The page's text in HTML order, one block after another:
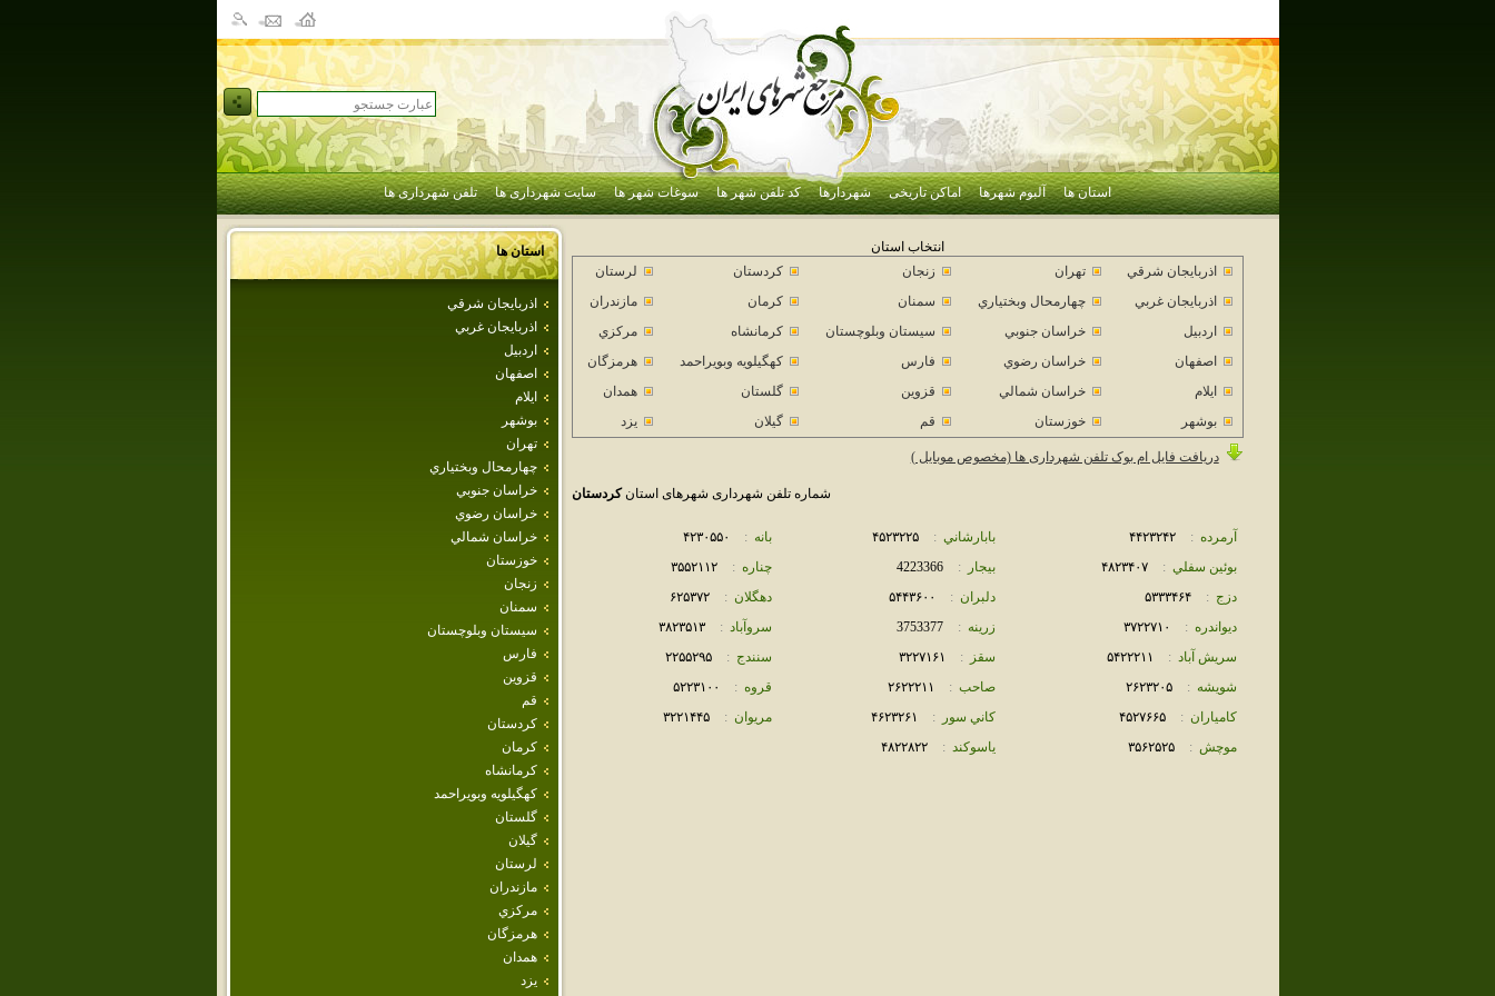
استان ها آلبوم شهرها اماکن تاریخی شهردارها کد تلفن شهر ها سوغات شهر ها سایت شهرداری ها تلفن شهرداری ها
استان ها
اذربايجان شرقي
اذربايجان غربي
اردبيل
اصفهان
ايلام
بوشهر
تهران
چهارمحال وبختياري
خراسان جنوبي
خراسان رضوي
خراسان شمالي
خوزستان
زنجان
سمنان
سيستان وبلوچستان
فارس
قزوين
قم
كردستان
كرمان
كرمانشاه
كهگيلويه وبويراحمد
گلستان
گيلان
لرستان
مازندران
مركزي
هرمزگان
همدان
يزد
انتخاب استان
اذربايجان شرقي
تهران زنجان كردستان
لرستان
اذربايجان غربي
چهارمحال وبختياري سمنان كرمان
مازندران
اردبيل
خراسان جنوبي سيستان وبلوچستان كرمانشاه
مركزي
اصفهان
خراسان رضوي فارس كهگيلويه وبويراحمد
هرمزگان
ايلام
خراسان شمالي قزوين گلستان
همدان
بوشهر
خوزستان قم گيلان يزد
دریافت فایل ام بوک تلفن شهرداری ها (مخصوص موبایل )
شماره تلفن شهرداری شهرهای استانكردستان
آرمرده : ۴۴٢٣٢۴٢ بابارشاني : ۴۵٢٣٢٢۵ بانه :
۴٢٣٠۵۵٠
بوئين سفلي : ۴٨٢٣۴٠٧ بيجار :
4223366 چناره :
٣۵۵٢١١٢
دزج : ۵٣٣٣۴۶۴ دلبران : ۵۴۴٣۶٠٠ دهگلان :
۶٢۵٣٧٢
ديواندره : ٣٧٢٢٧١٠ زرينه :
3753377 سروآباد :
٣٨٢٣۵١٣
سريش آباد : ۵۴٢٢٢١١ سقز : ٣٢٢٧١۶١ سنندج :
٢٢۵۵٢٩۵
شويشه : ٢۶٢٣٢٠۵ صاحب : ٢۶٢٢٢١١ قروه :
۵٢٢٣١٠٠
كامياران : ۴۵٢٧۶۶۵ كاني سور : ۴۶٢٣٢۶١ مريوان :
٣٢٢١۴۴۵
موچش : ٣۵۶٢۵٢۵ ياسوكند : ۴٨٢٢٨٢٢